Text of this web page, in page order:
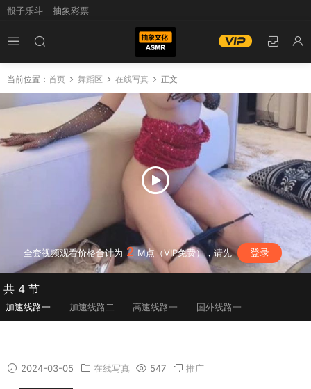
骰子乐斗 抽象彩票
当前位置： 首页 舞蹈区 在线写真 正文
全套视频观看价格合计为 2 M点（VIP免费），请先 登录
共 4 节
加速线路一 加速线路二 高速线路一 国外线路一
2024-03-05 在线写真 547 推广